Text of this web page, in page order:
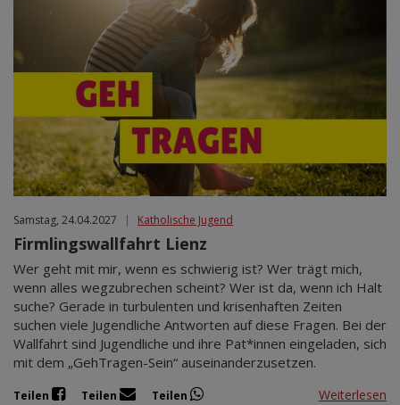
Samstag, 24.04.2027 | Katholische Jugend
Firmlingswallfahrt Lienz
Wer geht mit mir, wenn es schwierig ist? Wer trägt mich,
wenn alles wegzubrechen scheint? Wer ist da, wenn ich Halt
suche? Gerade in turbulenten und krisenhaften Zeiten
suchen viele Jugendliche Antworten auf diese Fragen. Bei der
Wallfahrt sind Jugendliche und ihre Pat*innen eingeladen, sich
mit dem „GehTragen-Sein“ auseinanderzusetzen.
Teilen Teilen Teilen Weiterlesen